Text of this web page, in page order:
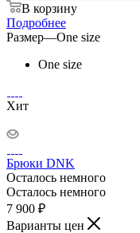
В корзину
Подробнее
Размер—One size
One size
Хит
Брюки DNK
Осталось немного
Осталось немного
7 900 ₽
Варианты цен